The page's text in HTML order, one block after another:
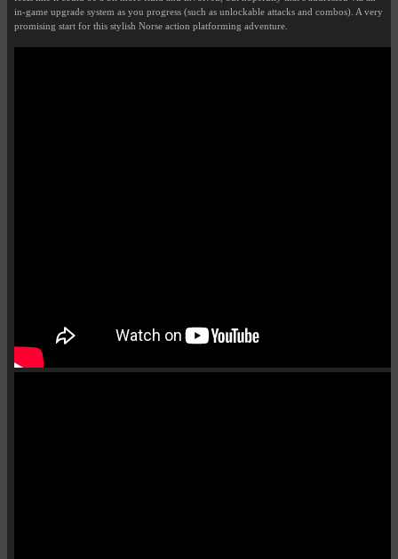
in-game upgrade system as you progress (such as unlockable attacks and combos). A very
promising start for this stylish Norse action platforming adventure.